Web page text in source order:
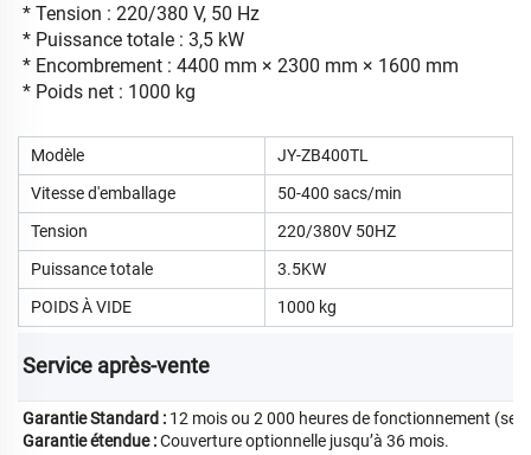
* Tension : 220/380 V, 50 Hz
* Puissance totale : 3,5 kW
* Encombrement : 4400 mm × 2300 mm × 1600 mm
* Poids net : 1000 kg
Modèle
JY-ZB400TL
Vitesse d'emballage
50-400 sacs/min
Tension
220/380V 50HZ
Puissance totale
3.5KW
POIDS À VIDE
1000 kg
Service après-vente
Garantie Standard : 12 mois ou 2 000 heures de fonctionnement
Garantie étendue :Couverture optionnelle jusqu’à 36 mois.